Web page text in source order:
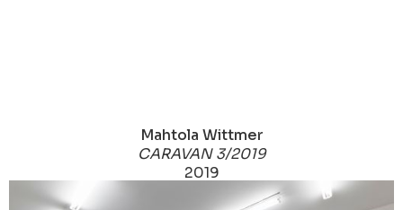
Mahtola Wittmer
CARAVAN 3/2019
2019